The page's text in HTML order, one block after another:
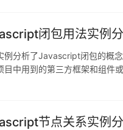
闭包用法实例
例分析了Javascript闭包的概
目中用到的第三方框架和组件
节点关系实例